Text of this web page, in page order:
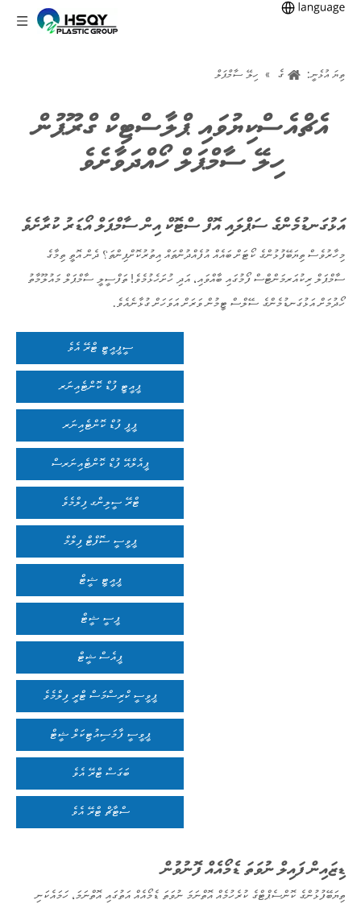
ތިޔަ އުޅެނީ: ގެ » ހިލޭ ސާމްޕަލް
އެޗްއެސްކިޔުވައި ޕްލާސްޓިކް ގްރޫޕުން
ހިލޭ ސާމްޕަލް ހޯއްދަވާށެވެ
އަޅުގަނޑުމެންގެ ސަޕްލައި އޮފް ސްޓޮކް އިން ސާމްޕަލް އޯޑަރު ކުރާށެވެ
މިހާރުވެސް ތިޔަބޭފުޅުންގެ ކޯޓަށް ބައެއް އުފެއްދުންތައް އިތުރުކޮށްފިންތަ؟ ދެން އޮތީ ތިމާގެ
ސާމްޕަލް ރިކުއަރމަންޓްސް ފޯމުގައި ބާއްވައި، އަދި ހުށަހެޅުމެވެ! ތަފްސީލީ ސާމްޕަލް މައުލޫމާތު
ހޯދުމަށް އަޅުގަނޑުމެންގެ ސޭލްސް ޓީމުން ވަރަށް އަވަހަށް ގުޅާނެއެވެ.
ސީޕީއީޓީ ޓްރޭ އެވެ
ޕީއީޓީ ފުޑް ކޮންޓެއިނަރ
ޕީޕީ ފުޑް ކޮންޓެއިނަރ
ޕީއެލްއޭ ފުޑް ކޮންޓެއިނަރސް
ޓްރޭ ސީލިންގ ފިލްމެވެ
ޕީވީސީ ސޮފްޓް ފިލްމް
ޕީއީޓީ ޝީޓް
ޕީސީ ޝީޓް
ޕީއެސް ޝީޓް
ޕީވީސީ ކްރިސްމަސް ޓްރީ ފިލްމެވެ
ޕީވީސީ ފާމަސިއުޓިކަލް ޝީޓް
ބަގަސް ޓްރޭ އެވެ
ސްޓާޗް ޓްރޭ އެވެ
ޑިޒައިން ފައިލް ނުވަތަ ޑެމޯއެއް ފޮނުވުން
ތިޔަބޭފުޅުންގެ ކޮންސެޕްޓްގެ ކުރެހުމެއް އޮތްނަމަ ނުވަތަ ޑެމޯއެއް އަތުގައި އޮތްނަމަ، ހަމައެކަނި